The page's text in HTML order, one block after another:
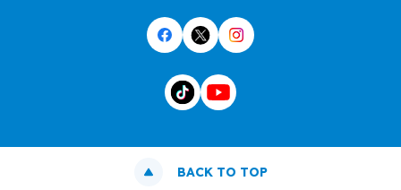
BACK TO TOP